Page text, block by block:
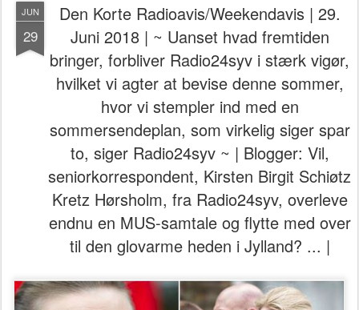
JUN
29
Den Korte Radioavis/Weekendavis | 29.
Juni 2018 | ~ Uanset hvad fremtiden
bringer, forbliver Radio24syv i stærk vigør,
hvilket vi agter at bevise denne sommer,
hvor vi stempler ind med en
sommersendeplan, som virkelig siger spar
to, siger Radio24syv ~ | Blogger: Vil,
seniorkorrespondent, Kirsten Birgit Schiøtz
Kretz Hørsholm, fra Radio24syv, overleve
endnu en MUS-samtale og flytte med over
til den glovarme heden i Jylland? ... |